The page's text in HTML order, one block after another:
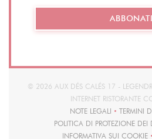
ABBONATI
© 2026 AUX DÉS CALÉS 17 -
INTERNET RISTORANTE
NOTE LEGALI
((APRE UNA
TERMINI
POLITICA DI PROTEZIONE DEI
INFORMATIVA SUI COOKIE